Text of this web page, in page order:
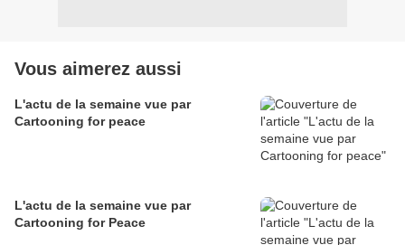
Vous aimerez aussi
L'actu de la semaine vue par
Cartooning for peace
L'actu de la semaine vue par
Cartooning for Peace